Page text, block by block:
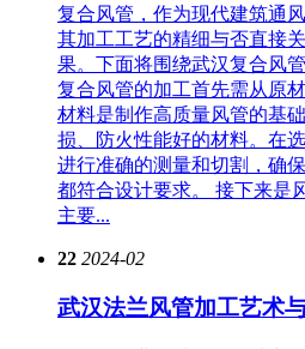
复合风管，作为现代建筑通
其加工工艺的精细与否直接
果。下面将围绕武汉复合风
复合风管的加工首先需从原
材料是制作高质量风管的基
损、防火性能好的材料。在
进行准确的测量和切割，确
都符合设计要求。 接下来是
主要...
22 2024-02
武汉法兰风管加工艺术